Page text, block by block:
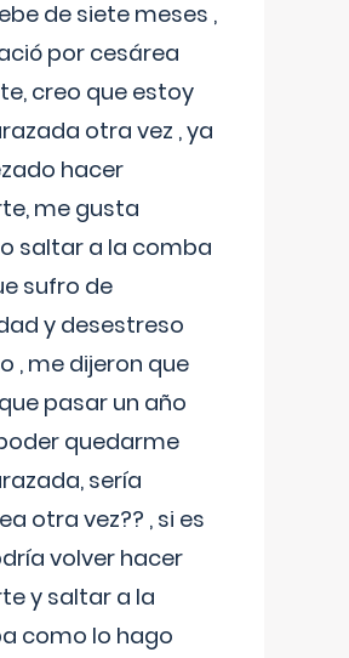
de siete meses ,
por cesárea
creo que estoy
otra vez , ya
hacer
me gusta
saltar a la comba
sufro de
y desestreso
, me dijeron que
pasar un año
quedarme
sería
otra vez?? , si es
volver hacer
y saltar a la
como lo hago